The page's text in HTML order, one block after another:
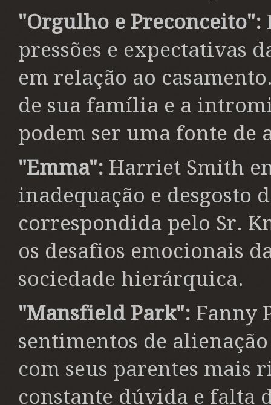
"Orgulho e Preconceito":
pressões e expectativas
em relação ao
de sua família e a
podem ser uma fonte de
"Emma": Harriet Smith
inadequação e desgosto
correspondida pelo Sr.
os desafios emocionais
sociedade hierárquica.
"Mansfield Park": Fanny
sentimentos de
com seus parentes mais
constante dúvida e falta